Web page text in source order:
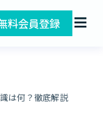
料会員登録
は何？徹底解説